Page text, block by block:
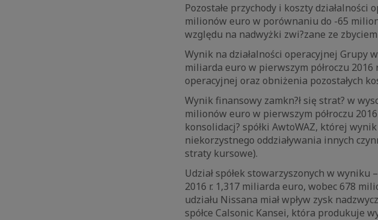
Pozostałe przychody i koszty działalności
milionów euro w porównaniu do -65
względu na nadwyżki zwi?zane ze
Wynik na działalności operacyjnej Grupy
miliarda euro w pierwszym półroczu
operacyjnej oraz obniżenia pozostałych
Wynik finansowy zamkn?ł się strat? w
milionów euro w pierwszym półroczu
konsolidacj? spółki AwtoWAZ, której
niekorzystnego oddziaływania innych
straty kursowe).
Udział spółek stowarzyszonych w wyniku
2016 r. 1,317 miliarda euro, wobec 678
udziału Nissana miał wpływ zysk
spółce Calsonic Kansei, która produkuje